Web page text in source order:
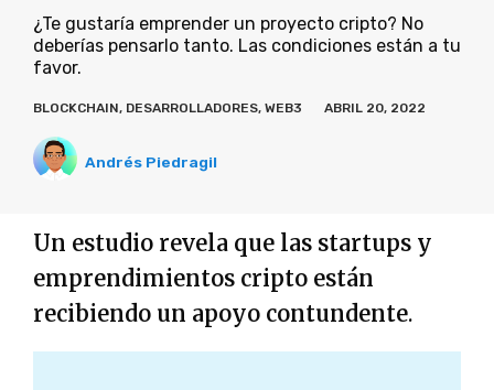
¿Te gustaría emprender un proyecto cripto? No
deberías pensarlo tanto. Las condiciones están a tu
favor.
BLOCKCHAIN, DESARROLLADORES, WEB3 ABRIL 20, 2022
Andrés Piedragil
Un estudio revela que las startups y
emprendimientos cripto están
recibiendo un apoyo contundente.